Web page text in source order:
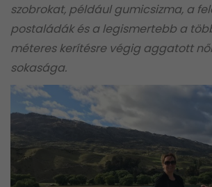
szobrokat, például gumicsizma, a
postaládák és a legismertebb a
méteres kerítésre végig aggatott
sokasága.